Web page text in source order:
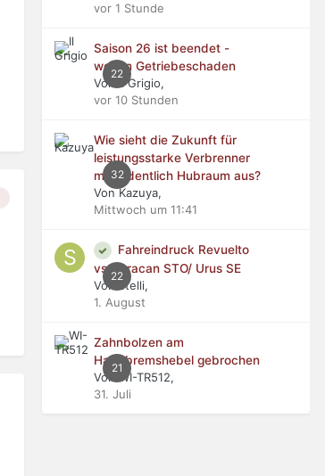
vor 1 Stunde
22
Saison 26 ist beendet -
wegen Getriebeschaden
Von Il Grigio,
vor 10 Stunden
32
Wie sieht die Zukunft für
leistungsstarke Verbrenner
mit ordentlich Hubraum aus?
Von Kazuya,
Mittwoch um 11:41
22
Fahreindruck Revuelto
vs Huracan STO/ Urus SE
Von stelli,
1. August
21
Zahnbolzen am
Handbremshebel gebrochen
Von WI-TR512,
31. Juli